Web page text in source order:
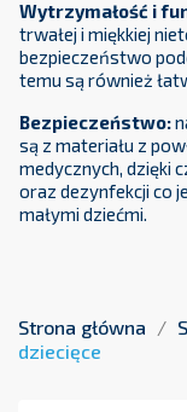
Wytrzymałość i
trwałej i miękkiej
bezpieczeństwo
temu są również
Bezpieczeństwo:
są z materiału z
medycznych, dzięki
oraz dezynfekcji co
małymi dziećmi.
kolorowym wzorom
pyszczek , łapki
Strona główna
dziecięce